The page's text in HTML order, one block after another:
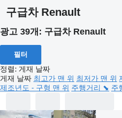
구급차 Renault
광고 39개: 구급차 Renault
필터
정렬: 게재 날짜
게재 날짜 최고가 맨 위 최저가 맨 위
제조년도 - 구형 맨 위 주행거리 ⬊ 주